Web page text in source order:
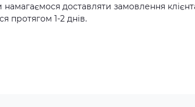
доставляти замовлення
протягом 1-2 днів.